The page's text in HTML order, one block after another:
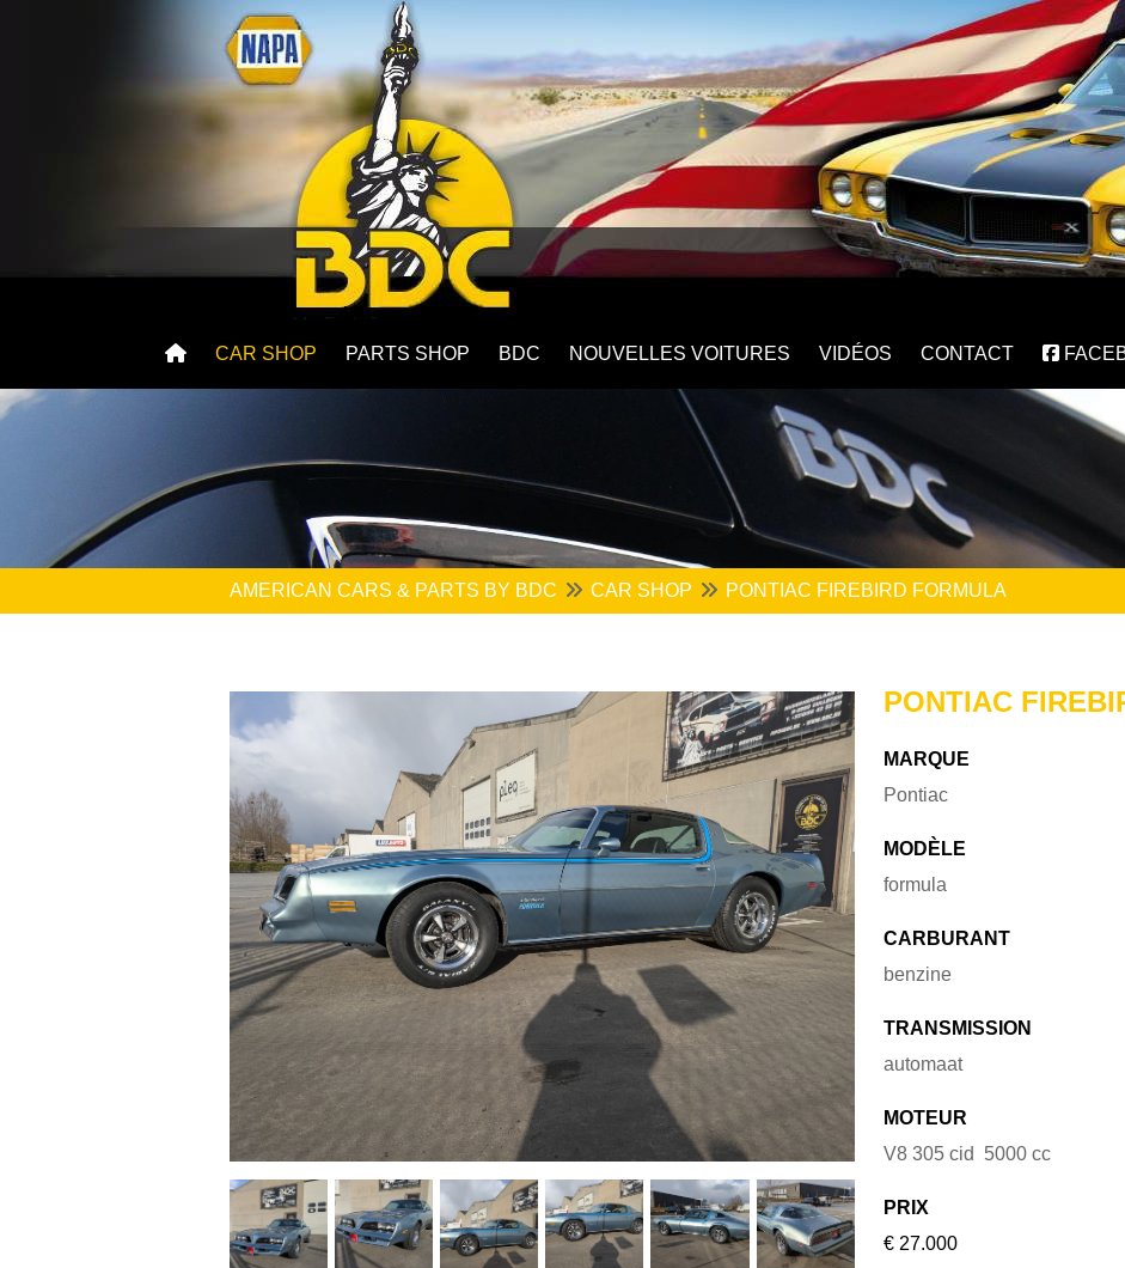
CAR SHOP PARTS SHOP BDC NOUVELLES VOITURES VIDÉOS CONTACT
AMERICAN CARS & PARTS BY BDC CAR SHOP PONTIAC FIREBIRD FORMULA
PONTIAC
MARQUE
Pontiac
MODÈLE
formula
CARBURANT
benzine
TRANSMISSION
automaat
MOTEUR
V8 305 cid 5000 cc
PRIX
€ 27.000